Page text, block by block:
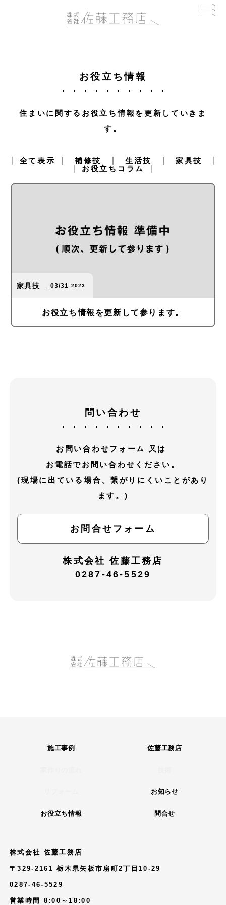
お役立ち情報
住まいに関するお役立ち情報を更新していきま
す。
全て表示 補修技 生活技
家具技
お役立ちコラム
家具技 03/31 2023
お役立ち情報を更新して参ります。
問い合わせ
お問い合わせフォーム 又は
お電話でお問い合わせください。
(現場に出ている場合、繋がりにくいことがあり
ます。)
お問合せフォーム
株式会社 佐藤工務店
0287-46-5529
施工事例 佐藤工務店
お知らせ
お役立ち情報 問合せ
株式会社 佐藤工務店
〒329-2161 栃木県矢板市扇町2丁目10-29
0287-46-5529
営業時間 8:00～18:00